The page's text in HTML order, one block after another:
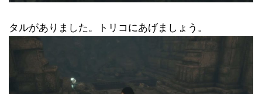
タルがありました。トリコにあげましょう。